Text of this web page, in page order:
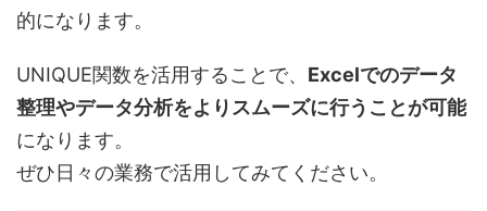
的になります。
UNIQUE関数を活用することで、 Excelでのデータ
整理やデータ分析をよりスムーズに行うことが可能
になります。
ぜひ日々の業務で活用してみてください。